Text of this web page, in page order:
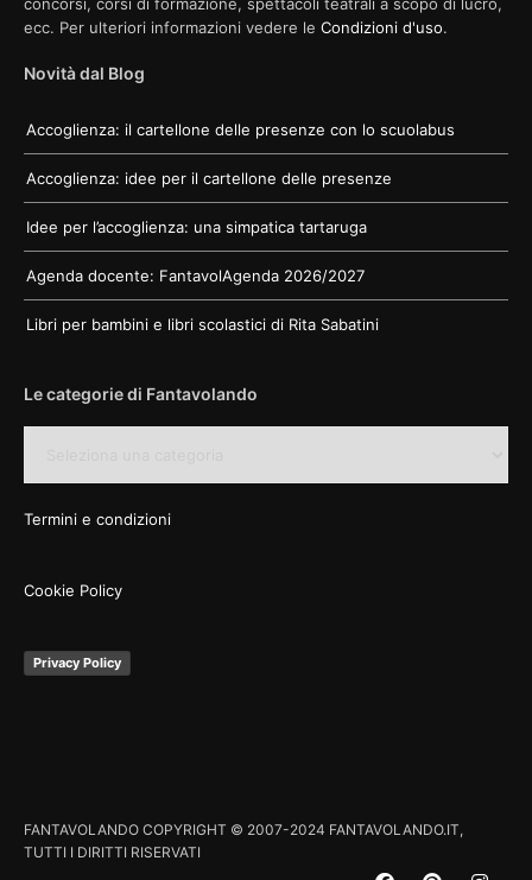
ecc. Per ulteriori informazioni vedere le Condizioni d'uso.
Novità dal Blog
Accoglienza: il cartellone delle presenze con lo scuolabus
Accoglienza: idee per il cartellone delle presenze
Idee per l’accoglienza: una simpatica tartaruga
Agenda docente: FantavolAgenda 2026/2027
Libri per bambini e libri scolastici di Rita Sabatini
Le categorie di Fantavolando
di
Termini e condizioni
Cookie Policy
Privacy Policy
FANTAVOLANDO COPYRIGHT © 2007-2024 FANTAVOLANDO.IT,
TUTTI I DIRITTI RISERVATI